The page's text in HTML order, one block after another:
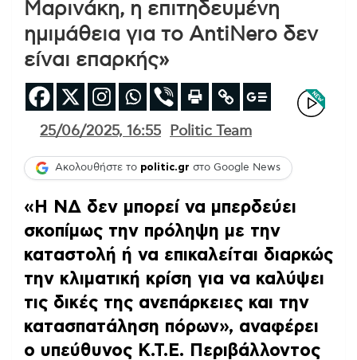
Μαρινάκη, η επιτηδευμένη
ημιμάθεια για το AntiNero δεν
είναι επαρκής»
25/06/2025, 16:55 Politic Team
Ακολουθήστε το politic.gr στο Google News
«Η ΝΔ δεν μπορεί να μπερδεύει
σκοπίμως την πρόληψη με την
καταστολή ή να επικαλείται διαρκώς
την κλιματική κρίση για να καλύψει
τις δικές της ανεπάρκειες και την
κατασπατάληση πόρων», αναφέρει
ο υπεύθυνος Κ.Τ.Ε. Περιβάλλοντος